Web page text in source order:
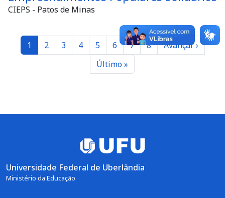
CIEPS - Patos de Minas
Paginação
Página
1 Página
2 Página
3 Página
4 Página
5 Página
6 Página
7 Página
8 Próxima página
Avançar ›
Última página
Último »
Universidade Federal de Uberlândia
Ministério da Educação